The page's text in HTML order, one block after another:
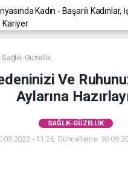
Sağlık-Güzellik
Ve
Aylarına
SAĞLIK-GÜZELLIK
- 11:26, Güncelleme: